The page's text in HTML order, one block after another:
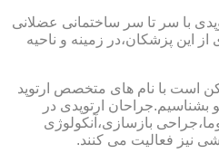
با سر تا سر ساختمانی عضلانی
این پزشکان،در زمینه و ناحیه
است با نام های متخصص ارتوپد
بشناسیم.جراحان ارتوپدی در
بازسازی،آنکولوژی
نیز فعالیت می کنند.